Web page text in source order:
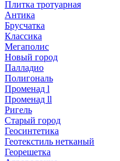
Плитка тротуарная
Антика
Брусчатка
Классика
Мегаполис
Новый город
Палладио
Полигональ
Променад l
Променад ll
Ригель
Старый город
Геосинтетика
Геотекстиль нетканый
Георешетка